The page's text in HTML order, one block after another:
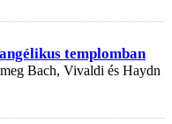
templomban
Bach, Vivaldi és Haydn